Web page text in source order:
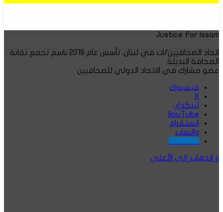
Justice For Issam
اتحاد الصحافيين/ات في لبنان، تأسس عام ٢٠١٩ باسم تجمع نقابة
الصحافة البديلة.
عضو مشارك في الاتحاد الدولي للصحافيين
فيسبوك
‫X
لينكدإن
‫YouTube
انستقرام
واتساب
زر الذهاب إلى الأعلى